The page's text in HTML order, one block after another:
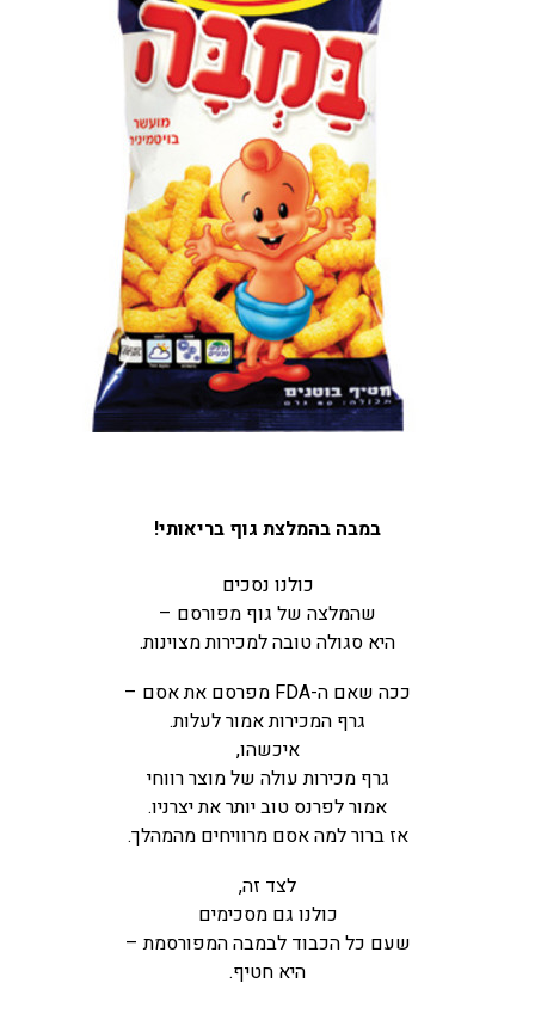
במבה בהמלצת גוף בריאותי!
כולנו נסכים
שהמלצה של גוף מפורסם –
היא סגולה טובה למכירות מצוינות.
ככה שאם ה-FDA מפרסם את אסם –
גרף המכירות אמור לעלות.
איכשהו,
גרף מכירות עולה של מוצר רווחי
אמור לפרנס טוב יותר את יצרניו.
אז ברור למה אסם מרוויחים מהמהלך.
לצד זה,
כולנו גם מסכימים
שעם כל הכבוד לבמבה המפורסמת –
היא חטיף.